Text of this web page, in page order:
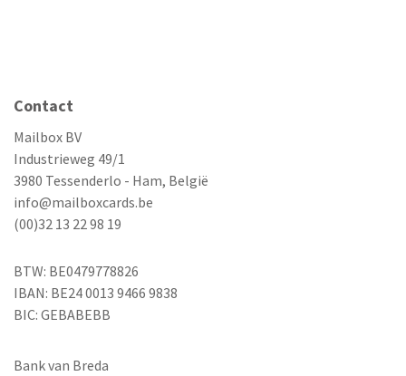
Contact
Mailbox BV
Industrieweg 49/1
3980 Tessenderlo - Ham, België
info@mailboxcards.be
(00)32 13 22 98 19
BTW: BE0479778826
IBAN: BE24 0013 9466 9838
BIC: GEBABEBB
Bank van Breda